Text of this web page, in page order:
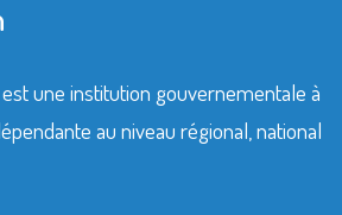
une institution gouvernementale à
au niveau régional, national